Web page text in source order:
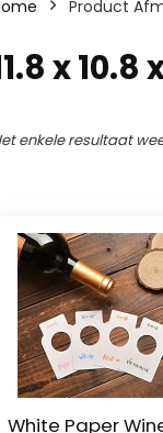
Product
x
enkele resultaat
White Paper